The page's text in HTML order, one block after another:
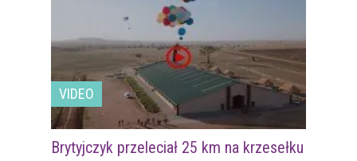
VIDEO
Brytyjczyk przeleciał 25 km na krzesełku